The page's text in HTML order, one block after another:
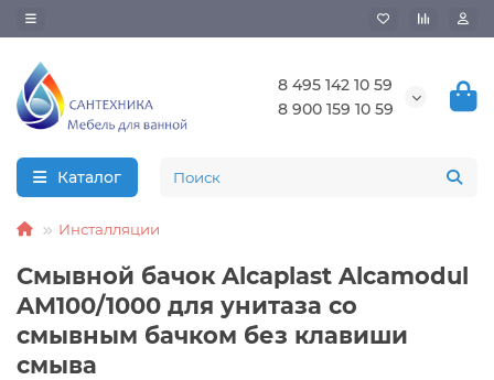
8 495 142 10 59
8 900 159 10 59
Каталог
Инсталляции
Смывной бачок Alcaplast Alcamodul
AM100/1000 для унитаза со
смывным бачком без клавиши
смыва